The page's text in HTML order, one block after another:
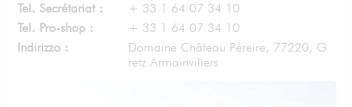
Tel. Secrétariat :
+ 33 1 64 07 34 10
Tel. Pro-shop :
+ 33 1 64 07 34 10
Indirizzo :
Domaine Château Péreire, 77220, G
retz Armainviliers